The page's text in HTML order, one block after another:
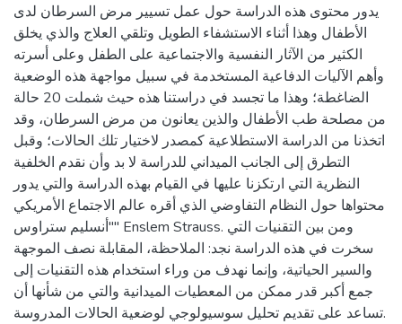
يدور محتوى هذه الدراسة حول عمل تسيير مرض السرطان لدى
الأطفال وهذا أثناء الاستشفاء الطويل وتلقي العلاج والذي يخلق
الكثير من الآثار النفسية والاجتماعية على الطفل وعلى أسرته
وأهم الآليات الدفاعية المستخدمة في سبيل مواجهة هذه الوضعية
الضاغطة؛ وهذا ما تجسد في دراستنا هذه حيث شملت 20 حالة
من مصلحة طب الأطفال والذين يعانون من مرض السرطان، وقد
اتخذنا من الدراسة الاستطلاعية كمصدر لاختيار تلك الحالات؛ وقبل
التطرق إلى الجانب الميداني للدراسة لا بد وأن نقدم الخلفية
النظرية التي ارتكزنا عليها في القيام بهذه الدراسة والتي يدور
محتواها حول النظام التفاوضي الذي أقره عالم الاجتماع الأمريكي
"أنسليم ستراوس" Enslem Strauss. ومن بين التقنيات التي
سخرت في هذه الدراسة نجد: الملاحظة، المقابلة نصف الموجهة
والسير الحياتية، وإنما نهدف من وراء استخدام هذه التقنيات إلى
جمع أكبر قدر ممكن من المعطيات الميدانية والتي من شأنها أن
تساعد على تقديم تحليل سوسيولوجي لوضعية الحالات المدروسة.